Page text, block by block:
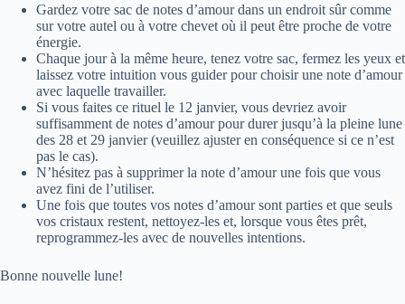
Gardez votre sac de notes d’amour dans un endroit sûr comme
sur votre autel ou à votre chevet où il peut être proche de votre
énergie.
Chaque jour à la même heure, tenez votre sac, fermez les yeux et
laissez votre intuition vous guider pour choisir une note d’amour
avec laquelle travailler.
Si vous faites ce rituel le 12 janvier, vous devriez avoir
suffisamment de notes d’amour pour durer jusqu’à la pleine lune
des 28 et 29 janvier (veuillez ajuster en conséquence si ce n’est
pas le cas).
N’hésitez pas à supprimer la note d’amour une fois que vous
avez fini de l’utiliser.
Une fois que toutes vos notes d’amour sont parties et que seuls
vos cristaux restent, nettoyez-les et, lorsque vous êtes prêt,
reprogrammez-les avec de nouvelles intentions.
Bonne nouvelle lune!